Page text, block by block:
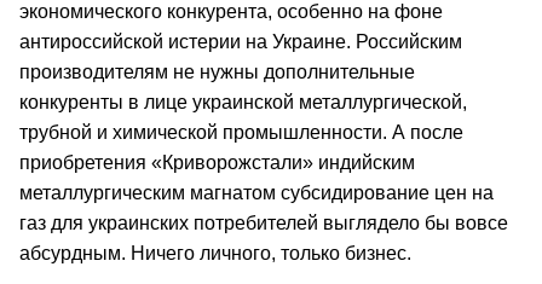
экономического конкурента, особенно на фоне
антироссийской истерии на Украине. Российским
производителям не нужны дополнительные
конкуренты в лице украинской металлургической,
трубной и химической промышленности. А после
приобретения «Криворожстали» индийским
металлургическим магнатом субсидирование цен на
газ для украинских потребителей выглядело бы вовсе
абсурдным. Ничего личного, только бизнес.